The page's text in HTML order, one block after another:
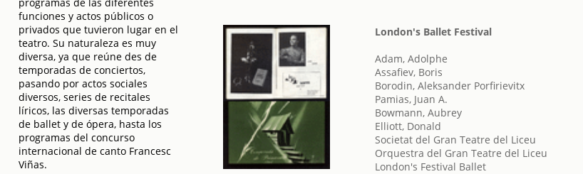
funciones y actos públicos o
privados que tuvieron lugar en el
teatro. Su naturaleza es muy
diversa, ya que reúne des de
temporadas de conciertos,
pasando por actos sociales
diversos, series de recitales
líricos, las diversas temporadas
de ballet y de ópera, hasta los
programas del concurso
internacional de canto Francesc
Viñas.
London's Ballet Festival
Adam, Adolphe
Assafiev, Boris
Borodin, Aleksander Porfirievitx
Pamias, Juan A.
Bowmann, Aubrey
Elliott, Donald
Societat del Gran Teatre del Liceu
Orquestra del Gran Teatre del Liceu
London's Festival Ballet